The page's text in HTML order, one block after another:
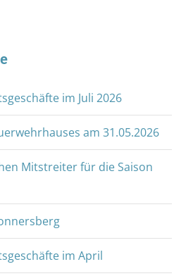
im Juli 2026
am 31.05.2026
Mitstreiter für die Saison
im April